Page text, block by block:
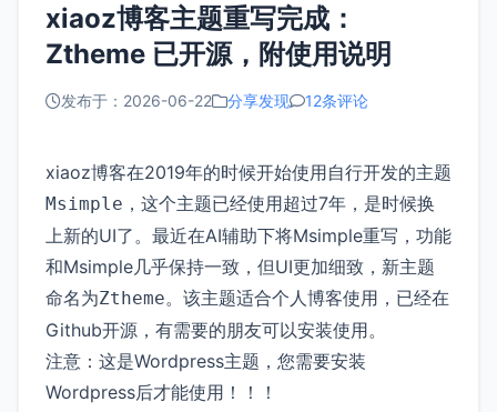
xiaoz博客主题重写完成：
Ztheme 已开源，附使用说明
发布于：2026-06-22 分享发现 12条评论
xiaoz博客在2019年的时候开始使用自行开发的主题
Msimple ，这个主题已经使用超过7年，是时候换
上新的UI了。最近在AI辅助下将Msimple重写，功能
和Msimple几乎保持一致，但UI更加细致，新主题
命名为Ztheme。该主题适合个人博客使用，已经在
Github开源，有需要的朋友可以安装使用。
注意：这是Wordpress主题，您需要安装
Wordpress后才能使用！！！